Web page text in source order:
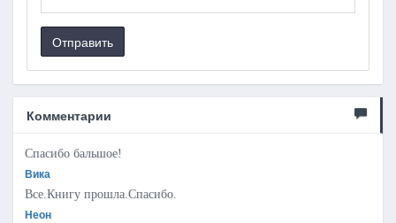
Отправить
Комментарии
Спасибо бальшое!
Вика
Все.Книгу прошла.Спасибо.
Неон